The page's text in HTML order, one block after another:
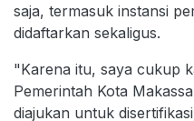
saja, termasuk instansi
didaftarkan sekaligus.
"Karena itu, saya cukup
Pemerintah Kota
diajukan untuk